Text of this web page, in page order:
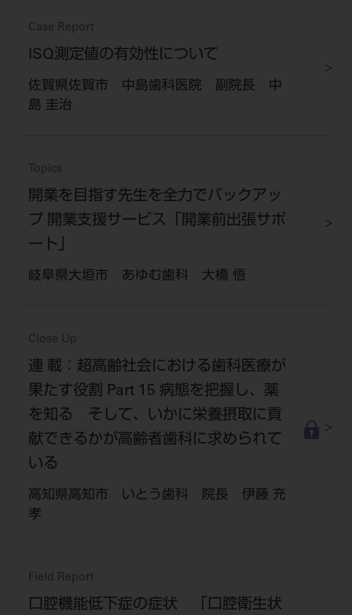
Case Report
ISQ測定値の有効性について
佐賀県佐賀市 中島歯科医院 副院長 中
島 圭治
Topics
開業を目指す先生を全力でバックアッ
プ 開業支援サービス「開業前出張サポ
ート」
岐阜県大垣市 あゆむ歯科 大橋 悟
Close Up
連 載：超高齢社会における歯科医療が
果たす役割 Part 15 病態を把握し、薬
を知る そして、いかに栄養摂取に貢
献できるかが高齢者歯科に求められて
いる
高知県高知市 いとう歯科 院長 伊藤 充
孝
Field Report
口腔機能低下症の症状 「口腔衛生状